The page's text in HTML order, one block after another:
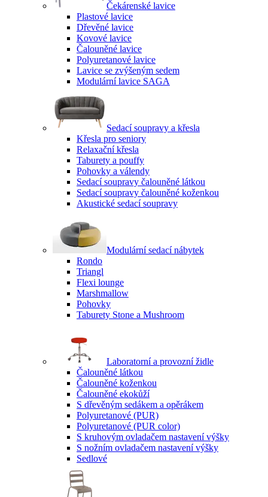
Čekárenské lavice
Plastové lavice
Dřevěné lavice
Kovové lavice
Čalouněné lavice
Polyuretanové lavice
Lavice se zvýšeným sedem
Modulární lavice SAGA
Sedací soupravy a křesla
Křesla pro seniory
Relaxační křesla
Taburety a pouffy
Pohovky a válendy
Sedací soupravy čalouněné látkou
Sedací soupravy čalouněné koženkou
Akustické sedací soupravy
Modulární sedací nábytek
Rondo
Triangl
Flexi lounge
Marshmallow
Pohovky
Taburety Stone a Mushroom
Laboratorní a provozní židle
Čalouněné látkou
Čalouněné koženkou
Čalouněné ekokůží
S dřevěným sedákem a opěrákem
Polyuretanové (PUR)
Polyuretanové (PUR color)
S kruhovým ovladačem nastavení výšky
S nožním ovladačem nastavení výšky
Sedlové